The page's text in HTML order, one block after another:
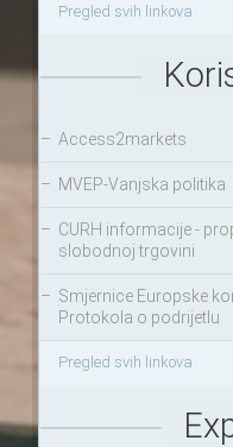
Pregled svih linkova
– Access2markets
– MVEP-Vanjska politika
– CURH informacije -
slobodnoj trgovini
– Smjernice Europske
Protokola o podrijetlu
Pregled svih linkova